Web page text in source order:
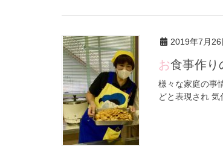
2019年7月26
お食事作
様々な家庭の事
どと表現され